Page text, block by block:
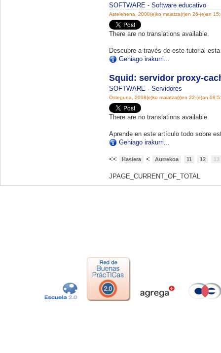
SOFTWARE - Software educativo
Astelehena, 2008(e)ko maiatza(r)en 26-(e)an
There are no translations available.
Descubre a través de este tutorial
Gehiago irakurri...
Squid: servidor proxy-
SOFTWARE - Servidores
Osteguna, 2008(e)ko maiatza(r)en 22-(e)an
There are no translations available.
Aprende en este artículo todo sobre
Gehiago irakurri...
<< Hasiera < Aurrekoa 11 12 13
JPAGE_CURRENT_OF_TOTAL